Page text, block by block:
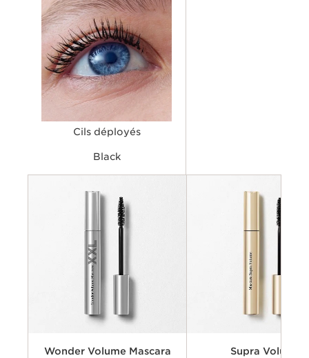
Cils déployés
Black
Wonder Volume Mascara
Supra Volume